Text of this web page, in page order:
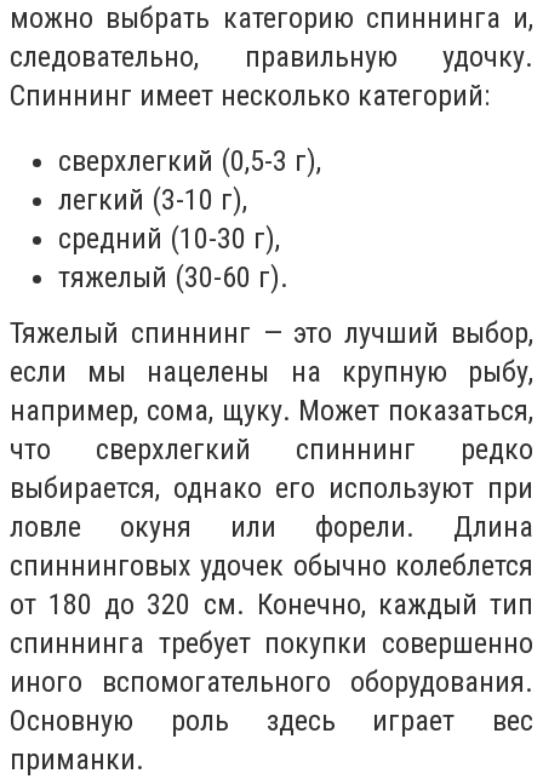
можно выбрать категорию спиннинга и,
следовательно, правильную удочку.
Спиннинг имеет несколько категорий:
сверхлегкий (0,5-3 г),
легкий (3-10 г),
средний (10-30 г),
тяжелый (30-60 г).
Тяжелый спиннинг — это лучший выбор,
если мы нацелены на крупную рыбу,
например, сома, щуку. Может показаться,
что сверхлегкий спиннинг редко
выбирается, однако его используют при
ловле окуня или форели. Длина
спиннинговых удочек обычно колеблется
от 180 до 320 см. Конечно, каждый тип
спиннинга требует покупки совершенно
иного вспомогательного оборудования.
Основную роль здесь играет вес
приманки.